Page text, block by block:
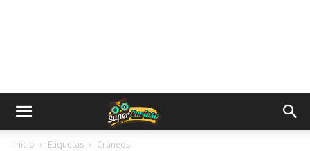
Inicio Etiquetas Cráneos